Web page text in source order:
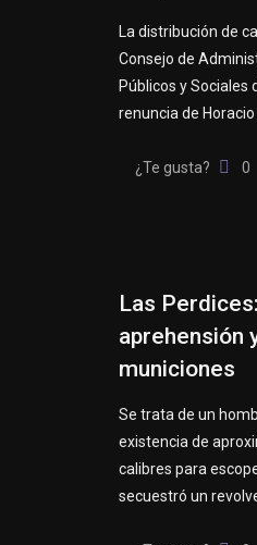
La distribución de
Consejo de
Públicos y Sociales
renuncia de
¿Te gusta? 0
Las
aprehensión
municiones
Se trata de un
existencia de
calibres para
secuestró un